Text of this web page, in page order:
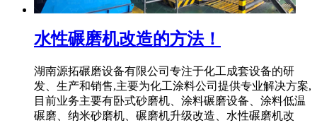
水性碾磨机改造的方法！
湖南源拓碾磨设备有限公司专注于化工成套设备的研
发、生产和销售,主要为化工涂料公司提供专业解决方案,
目前业务主要有卧式砂磨机、涂料碾磨设备、涂料低温
碾磨、纳米砂磨机、碾磨机升级改造、水性碾磨机改